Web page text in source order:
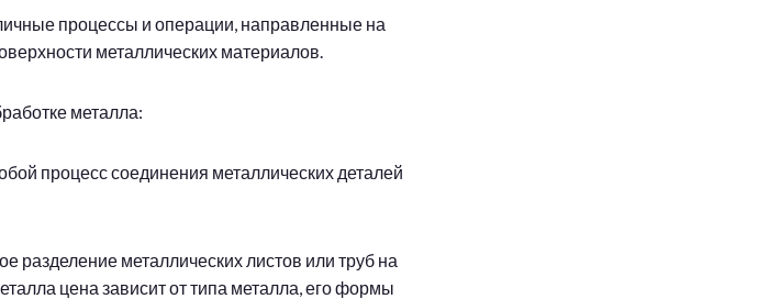
процессы и операции, направленные на
металлических материалов.
металла:
процесс соединения металлических деталей
разделение металлических листов или труб на
цена зависит от типа металла, его формы